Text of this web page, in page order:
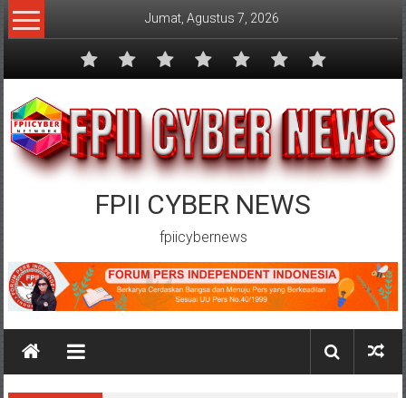
Lompat
ke
Jumat, Agustus 7, 2026
FPII CYBER NEWS
fpiicybernews